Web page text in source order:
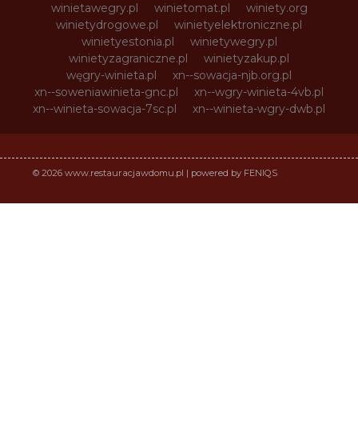
winietawegry.pl
winietomat.pl
winiety.org
winietydrogowe.pl
winietyelektroniczne.pl
winietyestonia.pl
winietywegry.pl
winietyzagraniczne.pl
winietyzakup.pl
węgry-winieta.pl
xn--sowacja-njb.org.pl
xn--soweniawinieta-gnc.pl
xn--wgry-winieta-4vb.pl
xn--winieta-sowacja-7sc.pl
xn--winieta-wgry-dwb.pl
© 2026 www.restauracjawdomu.pl | powered by FENIQS